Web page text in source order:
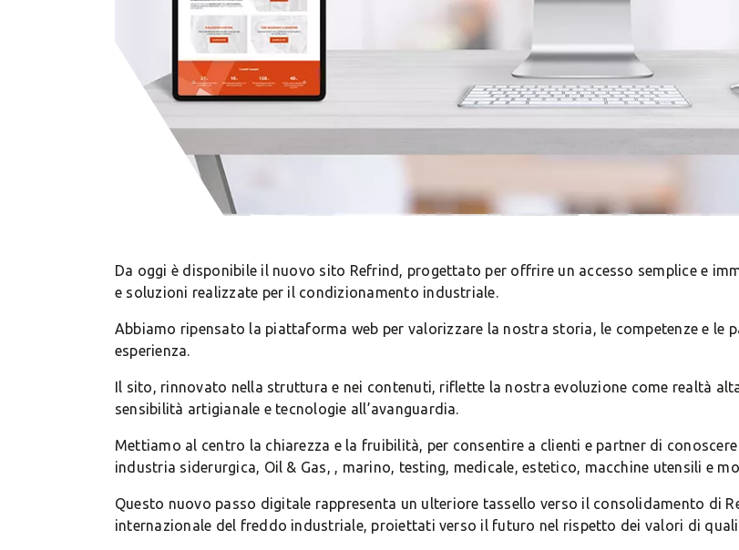
Da oggi è disponibile il nuovo sito Refrind, progettato per offrire un accesso semplice e
e soluzioni realizzate per il condizionamento industriale.
Abbiamo ripensato la piattaforma web per valorizzare la nostra storia, le competenze e le
esperienza.
Il sito, rinnovato nella struttura e nei contenuti, riflette la nostra evoluzione come realtà
sensibilità artigianale e tecnologie all’avanguardia.
Mettiamo al centro la chiarezza e la fruibilità, per consentire a clienti e partner di
industria siderurgica, Oil & Gas, , marino, testing, medicale, estetico, macchine utensili e
Questo nuovo passo digitale rappresenta un ulteriore tassello verso il consolidamento di
internazionale del freddo industriale, proiettati verso il futuro nel rispetto dei valori di